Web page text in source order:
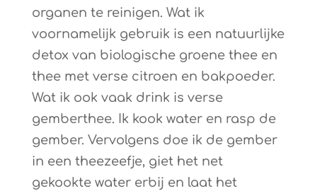
organen te reinigen. Wat ik
voornamelijk gebruik is een natuurlijke
detox van biologische groene thee en
thee met verse citroen en bakpoeder.
Wat ik ook vaak drink is verse
gemberthee. Ik kook water en rasp de
gember. Vervolgens doe ik de gember
in een theezeefje, giet het net
gekookte water erbij en laat het